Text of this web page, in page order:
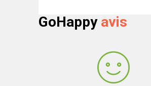
GoHappy avis